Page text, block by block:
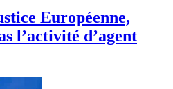
Européenne,
l’activité d’agent